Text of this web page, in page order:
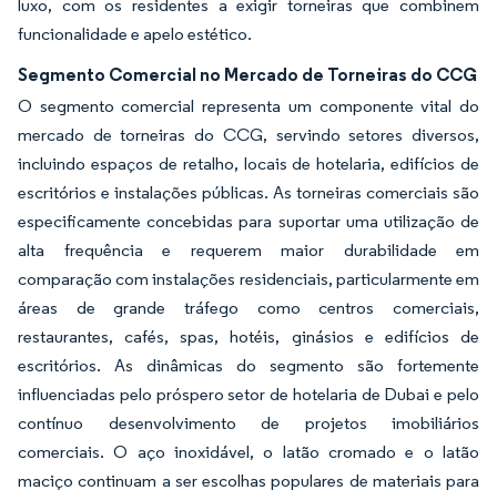
luxo, com os residentes a exigir torneiras que combinem
funcionalidade e apelo estético.
Segmento Comercial no Mercado de Torneiras do CCG
O segmento comercial representa um componente vital do
mercado de torneiras do CCG, servindo setores diversos,
incluindo espaços de retalho, locais de hotelaria, edifícios de
escritórios e instalações públicas. As torneiras comerciais são
especificamente concebidas para suportar uma utilização de
alta frequência e requerem maior durabilidade em
comparação com instalações residenciais, particularmente em
áreas de grande tráfego como centros comerciais,
restaurantes, cafés, spas, hotéis, ginásios e edifícios de
escritórios. As dinâmicas do segmento são fortemente
influenciadas pelo próspero setor de hotelaria de Dubai e pelo
contínuo desenvolvimento de projetos imobiliários
comerciais. O aço inoxidável, o latão cromado e o latão
maciço continuam a ser escolhas populares de materiais para